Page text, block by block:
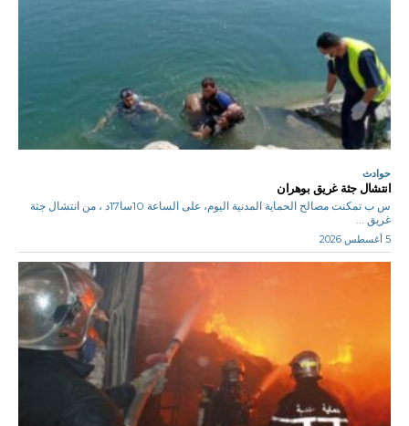
حوادث
انتشال جثة غريق بوهران
س ب تمكنت مصالح الحماية المدنية اليوم، على الساعة 10سا17د ، من انتشال جثة
غريق ...
5 أغسطس 2026